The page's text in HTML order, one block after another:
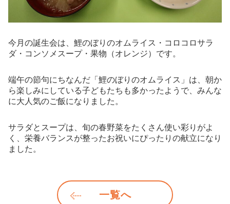
今月の誕生会は、鯉のぼりのオムライス・コロコロサラ
ダ・コンソメスープ・果物（オレンジ）です。
端午の節句にちなんだ「鯉のぼりのオムライス」は、朝か
ら楽しみにしている子どもたちも多かったようで、みんな
に大人気のご飯になりました。
サラダとスープは、旬の春野菜をたくさん使い彩りがよ
く、栄養バランスが整ったお祝いにぴったりの献立になり
ました。
一覧へ